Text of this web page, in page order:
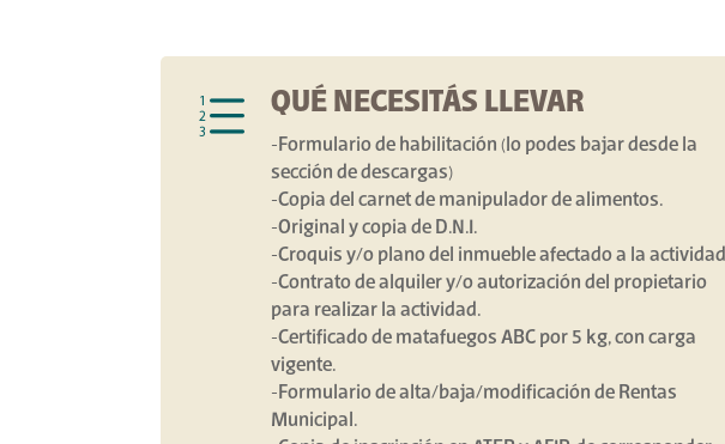
e QUÉ NECESITÁS LLEVAR
-Formulario de habilitación (lo podes bajar desde la
sección de descargas)
-Copia del carnet de manipulador de alimentos.
-Original y copia de D.N.I.
-Croquis y/o plano del inmueble afectado a la actividad
-Contrato de alquiler y/o autorización del propietario
para realizar la actividad.
-Certificado de matafuegos ABC por 5 kg, con carga
vigente.
-Formulario de alta/baja/modificación de Rentas
Municipal.